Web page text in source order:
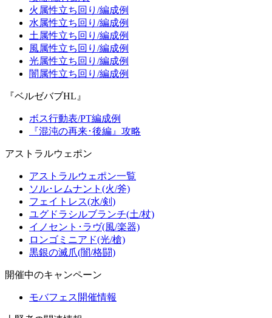
火属性立ち回り/編成例
水属性立ち回り/編成例
土属性立ち回り/編成例
風属性立ち回り/編成例
光属性立ち回り/編成例
闇属性立ち回り/編成例
『ベルゼバブHL』
ボス行動表/PT編成例
『混沌の再来･後編』攻略
アストラルウェポン
アストラルウェポン一覧
ソル･レムナント(火/斧)
フェイトレス(水/剣)
ユグドラシルブランチ(土/杖)
イノセント･ラヴ(風/楽器)
ロンゴミニアド(光/槍)
黒銀の滅爪(闇/格闘)
開催中のキャンペーン
モバフェス開催情報